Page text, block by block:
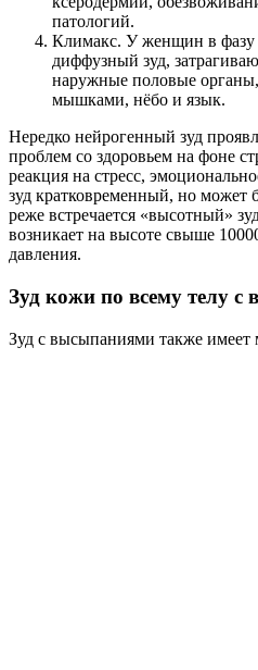
патологий.
Климакс. У женщин в фазу
диффузный зуд,
наружные половые
мышками, нёбо и язык.
Нередко нейрогенный зуд
проблем со здоровьем на фоне
реакция на стресс,
зуд кратковременный, но
реже встречается «высотный»
возникает на высоте свыше
давления.
Зуд кожи по всему телу
Зуд с высыпаниями также имеет